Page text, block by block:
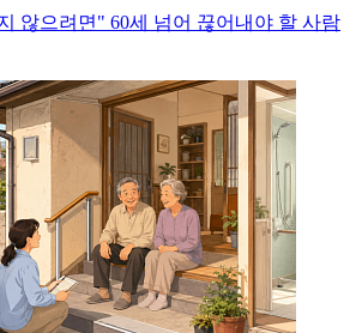
않으려면" 60세 넘어 끊어내야 할 사람